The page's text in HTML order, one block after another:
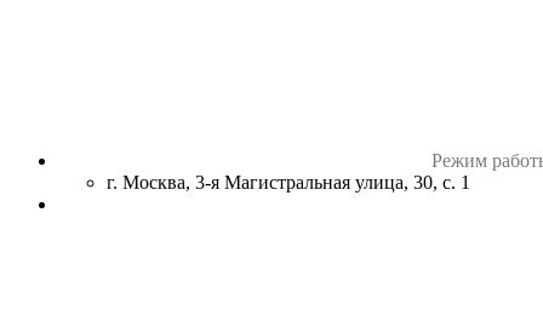
Режим
г. Москва, 3-я Магистральная улица, 30, с. 1